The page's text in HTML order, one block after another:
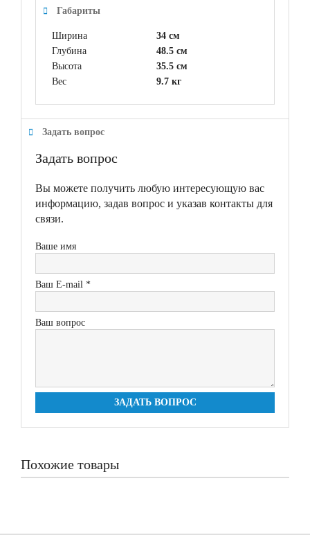
Габариты
Ширина
34 см
Глубина
48.5 см
Высота
35.5 см
Вес
9.7 кг
Задать вопрос
Задать вопрос
Вы можете получить любую интересующую вас
информацию, задав вопрос и указав контакты для
связи.
Ваше имя
Ваш E-mail *
Ваш вопрос
ЗАДАТЬ ВОПРОС
Похожие товары